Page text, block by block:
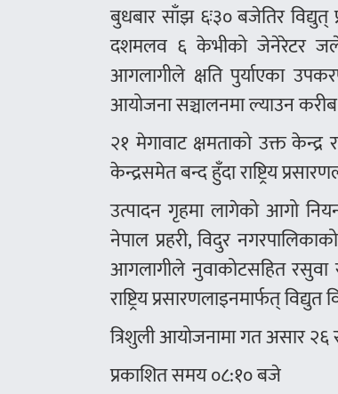
बुधबार साँझ ६ः३० बजेतिर
दशमलव ६ केभीको जेनेरेटर जलेर
आगलागीले क्षति पुर्याएका
आयोजना सञ्चालनमा ल्याउन
२१ मेगावाट क्षमताको उक्त
केन्द्रसमेत बन्द हुँदा राष्ट्रिय
उत्पादन गृहमा लागेको आगो
नेपाल प्रहरी, विदुर
आगलागीले नुवाकोटसहित रसुवा
राष्ट्रिय प्रसारणलाइनमार्फत्
त्रिशुली आयोजनामा गत असार
प्रकाशित समय ०८:१० बजे